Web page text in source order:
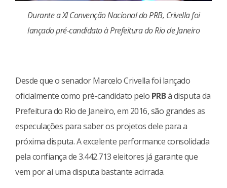
Durante a XI Convenção Nacional do PRB, Crivella foi
lançado pré-candidato à Prefeitura do Rio de Janeiro
Desde que o senador Marcelo Crivella foi lançado
oficialmente como pré-candidato pelo PRBà disputa da
Prefeitura do Rio de Janeiro, em 2016, são grandes as
especulações para saber os projetos dele para a
próxima disputa. A excelente performance consolidada
pela confiança de 3.442.713 eleitores já garante que
vem por aí uma disputa bastante acirrada.